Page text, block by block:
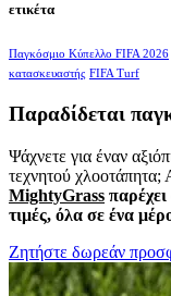
ετικέτα
Παγκόσμιο Κύπελλο FIFA 2026
κατασκευαστής FIFA Turf
Παραδίδεται
Ψάχνετε για έναν
τεχνητού
MightyGrass
τιμές, όλα σε ένα
Ζητήστε δωρεάν